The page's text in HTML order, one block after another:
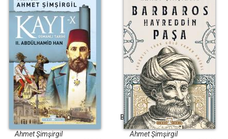
Kayı 10: II.
Abdülhamid Han
Ahmet Şimşirgil
Barbaros Hayreddin
Paşa
Ahmet Şimşirgil